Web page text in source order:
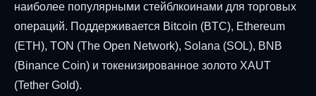
наиболее популярными стейблкоинами для торговых
операций. Поддерживается Bitcoin (BTC), Ethereum
(ETH), TON (The Open Network), Solana (SOL), BNB
(Binance Coin) и токенизированное золото XAUT
(Tether Gold).